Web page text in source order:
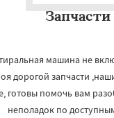
Запчасти
машина не
дорогой запчасти
готовы помочь вам
неполадок по